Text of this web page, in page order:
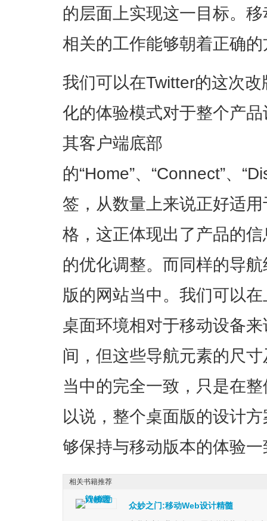
的层面上实现这一目标。
相关的工作能够朝着正确
我们可以在Twitter的这次
化的体验模式对于整个产
其客户端底部
的“Home”、“Connect”、
签，从数量上来说正好适
格，这正体现出了产品的
的优化调整。而同样的导
版的网站当中。我们可以
桌面环境相对于移动设备
间，但这些导航元素的尺
当中的完全一致，只是在
以说，整个桌面版的设计
够保持与移动版本的体验
众妙之门:移动Web设计精髓
相关书籍推荐